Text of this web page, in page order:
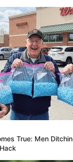
സുഭാഷ്
ബന്ധപ്പെട്ട
ചൗധരി.
ഡെരക് ഒ
True: Men